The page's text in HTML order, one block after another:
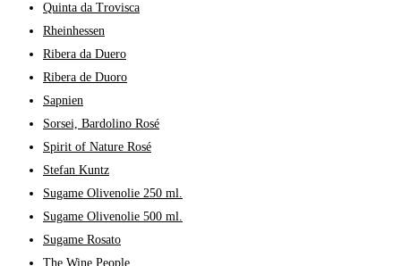
Quinta da Trovisca
Rheinhessen
Ribera da Duero
Ribera de Duoro
Sapnien
Sorsei, Bardolino Rosé
Spirit of Nature Rosé
Stefan Kuntz
Sugame Olivenolie 250 ml.
Sugame Olivenolie 500 ml.
Sugame Rosato
The Wine People